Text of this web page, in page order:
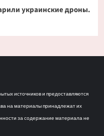
украинские дроны.
источников и предоставляются
на материалы принадлежат их
за содержание материала не